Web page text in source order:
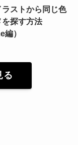
ストから同じ色
探す方法
編）
る